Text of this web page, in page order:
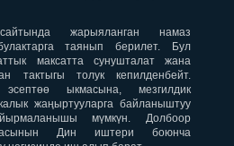
сайтында жарыяланган намаз
таянып берилет. Бул
максатта сунушталат жана
тактыгы толук кепилденбейт.
ыкмасына, мезгилдик
жаңыртууларга байланыштуу
мүмкүн. Долбоор
Дин иштери боюнча